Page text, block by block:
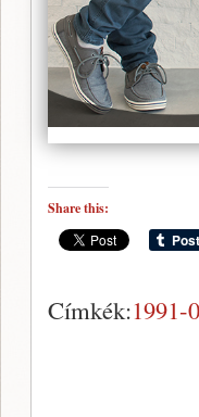
Share this:
Címkék:1991-